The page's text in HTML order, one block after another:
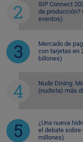
SIP Connect
de producción?
eventos)
Mercado de
con tarjetas en
billones)
Nude Dining:
(nudista) más
¿Una nueva
el debate sobre
millones)